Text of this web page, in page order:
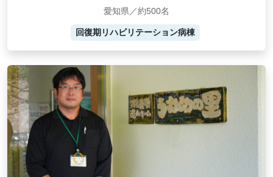
愛知県／約500名
回復期リハビリテーション病棟